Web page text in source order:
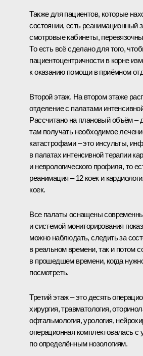
Также для пациентов, которые
состоянии, есть реанимационный
смотровые кабинеты,
То есть всё сделано для того,
пациентоцентричности в корне
к оказанию помощи в приёмном
Второй этаж. На втором этаже
отделение с палатами
Рассчитано на плановый объём –
там получать необходимое
катастрофами – это инсульты,
в палатах интенсивной терапии
и неврологического профиля, то
реанимация – 12 коек и
коек.
Все палаты оснащены
и системой мониторирования
можно наблюдать, следить за
в реальном времени, так и потом
в прошедшем времени, когда
посмотреть.
Третий этаж – это десять
хирургия, травматология,
офтальмология, урология,
операционная комплектовалась
по определённым нозологиям.